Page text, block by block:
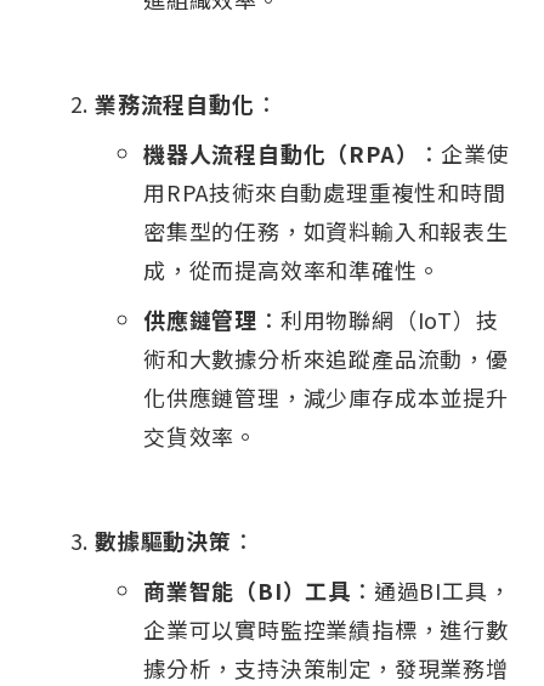
業務流程自動化 ：
機器人流程自動化（RPA）
：企業使
用RPA技術來自動處理重複性和時間
密集型的任務，如資料輸入和報表生
成，從而提高效率和準確性。
供應鏈管理 ：利用物聯網（IoT）技
術和大數據分析來追蹤產品流動，優
化供應鏈管理，減少庫存成本並提升
交貨效率。
數據驅動決策 ：
商業智能（BI）工具 ：通過BI工具，
企業可以實時監控業績指標，進行數
據分析，支持決策制定，發現業務增